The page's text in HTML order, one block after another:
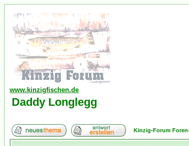
www.kinzigfischen.de
Daddy Longlegg
Kinzig-Forum